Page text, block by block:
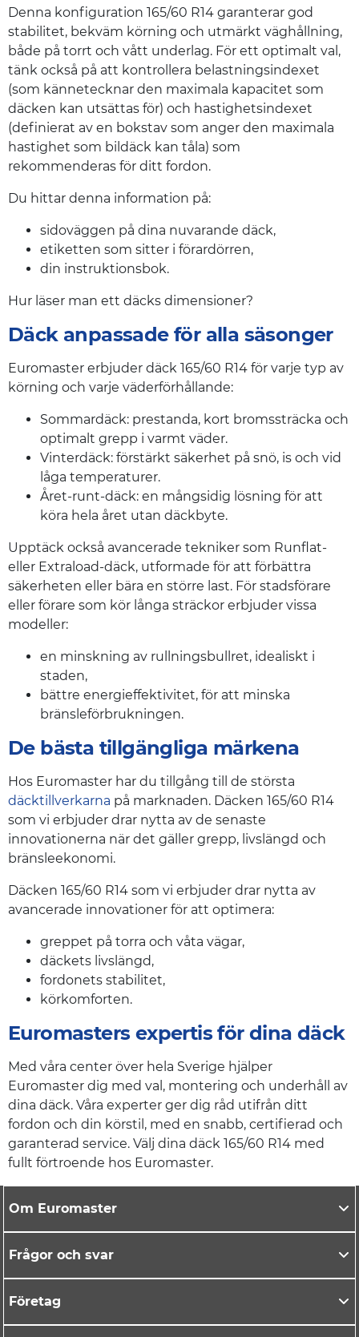
Denna konfiguration 165/60 R14 garanterar god
stabilitet, bekväm körning och utmärkt väghållning,
både på torrt och vått underlag. För ett optimalt val,
tänk också på att kontrollera belastningsindexet
(som kännetecknar den maximala kapacitet som
däcken kan utsättas för) och hastighetsindexet
(definierat av en bokstav som anger den maximala
hastighet som bildäck kan tåla) som
rekommenderas för ditt fordon.
Du hittar denna information på:
sidoväggen på dina nuvarande däck,
etiketten som sitter i förardörren,
din instruktionsbok.
Hur läser man ett däcks dimensioner?
Däck anpassade för alla säsonger
Euromaster erbjuder däck 165/60 R14 för varje typ av
körning och varje väderförhållande:
Sommardäck: prestanda, kort bromssträcka och
optimalt grepp i varmt väder.
Vinterdäck: förstärkt säkerhet på snö, is och vid
låga temperaturer.
Året-runt-däck: en mångsidig lösning för att
köra hela året utan däckbyte.
Upptäck också avancerade tekniker som Runflat-
eller Extraload-däck, utformade för att förbättra
säkerheten eller bära en större last. För stadsförare
eller förare som kör långa sträckor erbjuder vissa
modeller:
en minskning av rullningsbullret, idealiskt i
staden,
bättre energieffektivitet, för att minska
bränsleförbrukningen.
De bästa tillgängliga märkena
Hos Euromaster har du tillgång till de största
däcktillverkarna på marknaden. Däcken 165/60 R14
som vi erbjuder drar nytta av de senaste
innovationerna när det gäller grepp, livslängd och
bränsleekonomi.
Däcken 165/60 R14 som vi erbjuder drar nytta av
avancerade innovationer för att optimera:
greppet på torra och våta vägar,
däckets livslängd,
fordonets stabilitet,
körkomforten.
Euromasters expertis för dina däck
Med våra center över hela Sverige hjälper
Euromaster dig med val, montering och underhåll av
dina däck. Våra experter ger dig råd utifrån ditt
fordon och din körstil, med en snabb, certifierad och
garanterad service. Välj dina däck 165/60 R14 med
fullt förtroende hos Euromaster.
Om Euromaster
Frågor och svar
Företag